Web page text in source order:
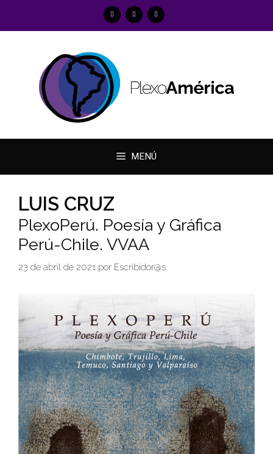
contenido
MENÚ
LUIS CRUZ
PlexoPerú. Poesía y Gráfica
Perú-Chile. VVAA
23 de abril de 2021 por Escribidor@s